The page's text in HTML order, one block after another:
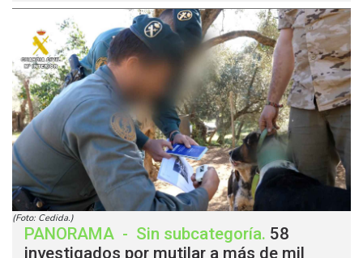
(Foto: Cedida.)
PANORAMA - Sin subcategoría. 58
investigados por mutilar a más de mil